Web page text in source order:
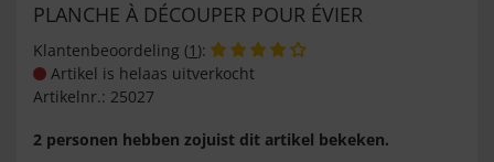
PLANCHE À DÉCOUPER POUR ÉVIER
Klantenbeoordeling (1 ):
Artikel is helaas uitverkocht
Artikelnr.: 25027
2 personen hebben zojuist dit artikel bekeken.